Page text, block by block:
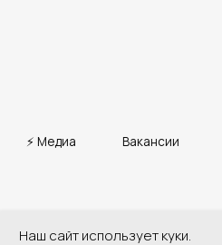
Наш сайт использует куки.